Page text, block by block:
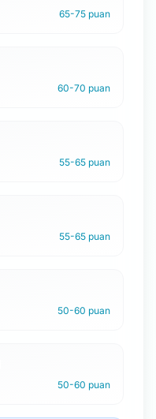
65-75 puan
60-70 puan
55-65 puan
55-65 puan
50-60 puan
50-60 puan